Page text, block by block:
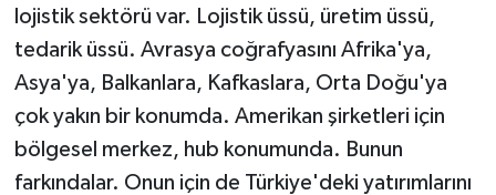
lojistik sektörü var. Lojistik üssü, üretim üssü,
tedarik üssü. Avrasya coğrafyasını Afrika'ya,
Asya'ya, Balkanlara, Kafkaslara, Orta Doğu'ya
çok yakın bir konumda. Amerikan şirketleri için
bölgesel merkez, hub konumunda. Bunun
farkındalar. Onun için de Türkiye'deki yatırımlarını